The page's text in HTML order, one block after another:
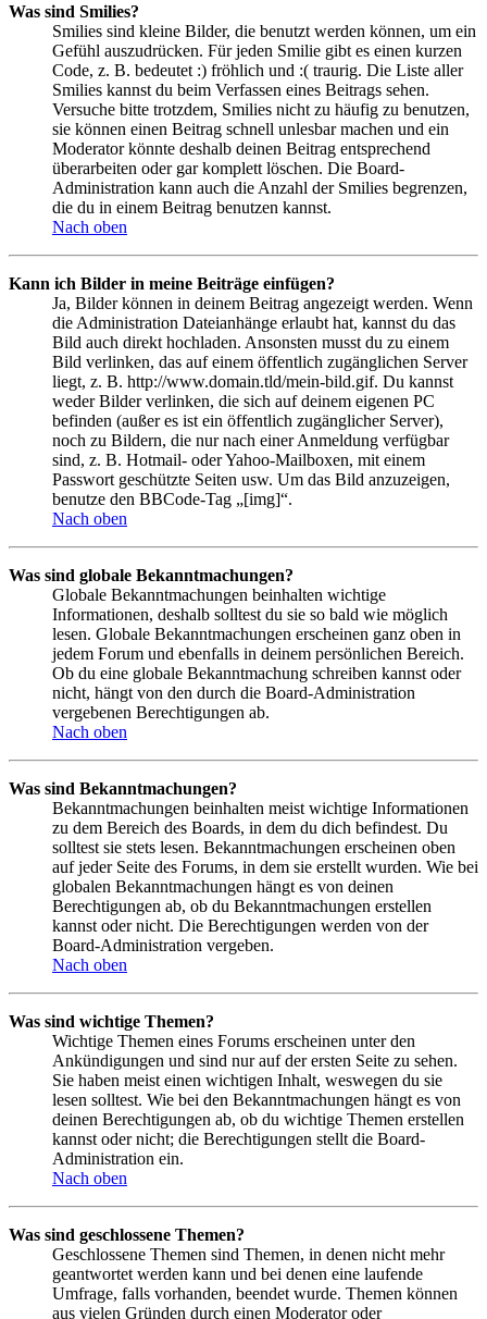
Was sind Smilies?
Smilies sind kleine Bilder, die benutzt werden können, um ein
Gefühl auszudrücken. Für jeden Smilie gibt es einen kurzen
Code, z. B. bedeutet :) fröhlich und :( traurig. Die Liste aller
Smilies kannst du beim Verfassen eines Beitrags sehen.
Versuche bitte trotzdem, Smilies nicht zu häufig zu benutzen,
sie können einen Beitrag schnell unlesbar machen und ein
Moderator könnte deshalb deinen Beitrag entsprechend
überarbeiten oder gar komplett löschen. Die Board-
Administration kann auch die Anzahl der Smilies begrenzen,
die du in einem Beitrag benutzen kannst.
Nach oben
Kann ich Bilder in meine Beiträge einfügen?
Ja, Bilder können in deinem Beitrag angezeigt werden. Wenn
die Administration Dateianhänge erlaubt hat, kannst du das
Bild auch direkt hochladen. Ansonsten musst du zu einem
Bild verlinken, das auf einem öffentlich zugänglichen Server
liegt, z. B. http://www.domain.tld/mein-bild.gif. Du kannst
weder Bilder verlinken, die sich auf deinem eigenen PC
befinden (außer es ist ein öffentlich zugänglicher Server),
noch zu Bildern, die nur nach einer Anmeldung verfügbar
sind, z. B. Hotmail- oder Yahoo-Mailboxen, mit einem
Passwort geschützte Seiten usw. Um das Bild anzuzeigen,
benutze den BBCode-Tag „[img]“.
Nach oben
Was sind globale Bekanntmachungen?
Globale Bekanntmachungen beinhalten wichtige
Informationen, deshalb solltest du sie so bald wie möglich
lesen. Globale Bekanntmachungen erscheinen ganz oben in
jedem Forum und ebenfalls in deinem persönlichen Bereich.
Ob du eine globale Bekanntmachung schreiben kannst oder
nicht, hängt von den durch die Board-Administration
vergebenen Berechtigungen ab.
Nach oben
Was sind Bekanntmachungen?
Bekanntmachungen beinhalten meist wichtige Informationen
zu dem Bereich des Boards, in dem du dich befindest. Du
solltest sie stets lesen. Bekanntmachungen erscheinen oben
auf jeder Seite des Forums, in dem sie erstellt wurden. Wie bei
globalen Bekanntmachungen hängt es von deinen
Berechtigungen ab, ob du Bekanntmachungen erstellen
kannst oder nicht. Die Berechtigungen werden von der
Board-Administration vergeben.
Nach oben
Was sind wichtige Themen?
Wichtige Themen eines Forums erscheinen unter den
Ankündigungen und sind nur auf der ersten Seite zu sehen.
Sie haben meist einen wichtigen Inhalt, weswegen du sie
lesen solltest. Wie bei den Bekanntmachungen hängt es von
deinen Berechtigungen ab, ob du wichtige Themen erstellen
kannst oder nicht; die Berechtigungen stellt die Board-
Administration ein.
Nach oben
Was sind geschlossene Themen?
Geschlossene Themen sind Themen, in denen nicht mehr
geantwortet werden kann und bei denen eine laufende
Umfrage, falls vorhanden, beendet wurde. Themen können
aus vielen Gründen durch einen Moderator oder